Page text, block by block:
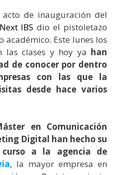
de inauguración del
Next IBS dio el pistoletazo
académico. Este lunes los
las clases y hoy ya han
de conocer por dentro
con las que la
desde hace varios
en Comunicación
Digital han hecho su
a la agencia de
, la mayor empresa en